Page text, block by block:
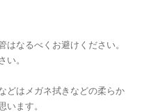
なるべくお避けください。
い。
どはメガネ拭きなどの柔らか
います。